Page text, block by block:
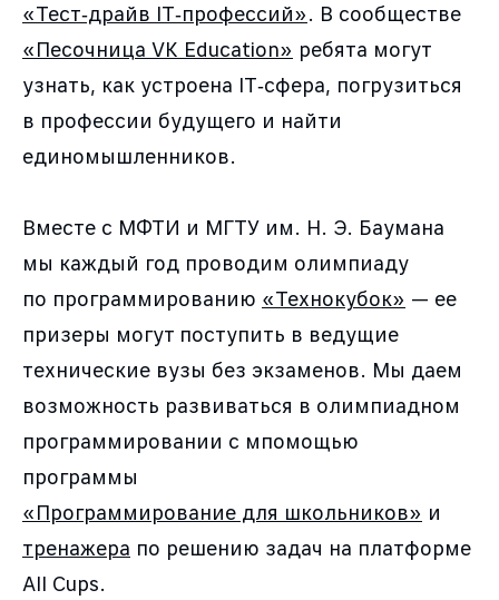
«Тест‑драйв IT‑профессий». В сообществе
«Песочница VK Education» ребята могут
узнать, как устроена IT‑сфера, погрузиться
в профессии будущего и найти
единомышленников.
Вместе с МФТИ и МГТУ им. Н. Э. Баумана
мы каждый год проводим олимпиаду
по программированию «Технокубок» — ее
призеры могут поступить в ведущие
технические вузы без экзаменов. Мы даем
возможность развиваться в олимпиадном
программировании с мпомощью
программы
«Программирование для школьников» и
тренажера по решению задач на платформе
All Cups.